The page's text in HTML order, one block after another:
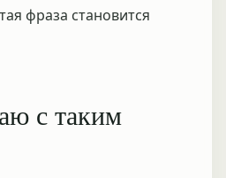
фраза становится
с таким